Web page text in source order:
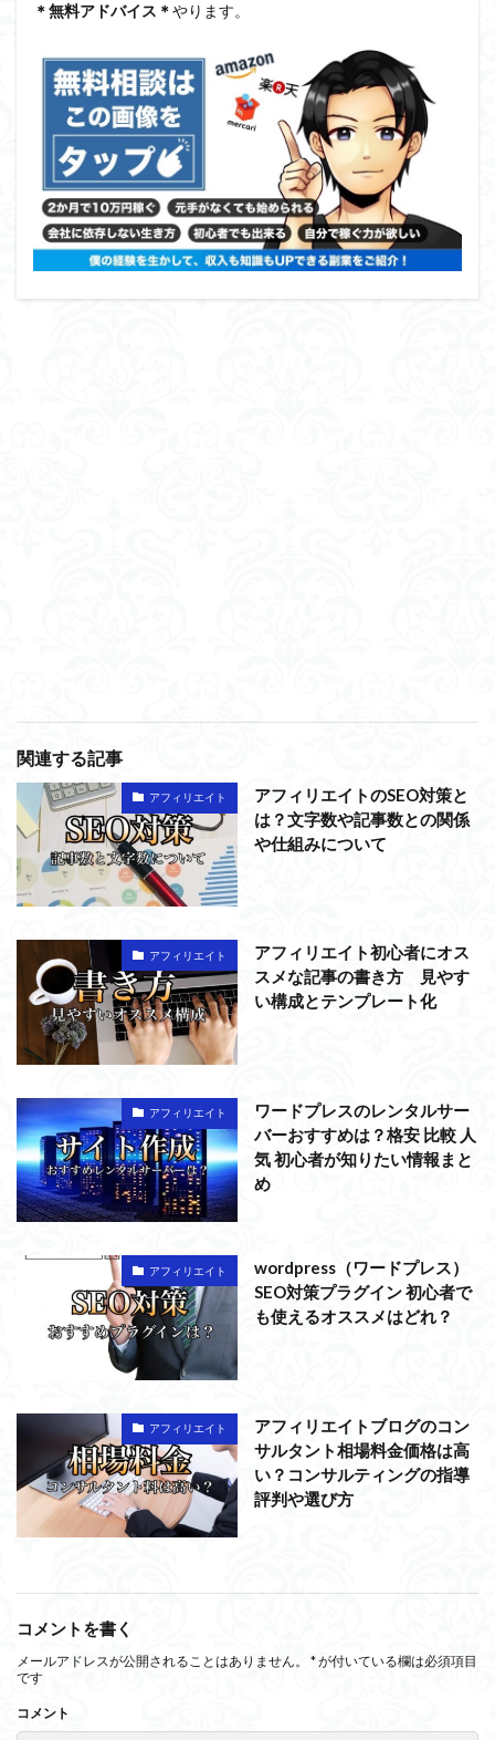
＊無料アドバイス＊やります。
関連する記事
アフィリエイト
アフィリエイトのSEO対策と
は？文字数や記事数との関係
や仕組みについて
アフィリエイト
アフィリエイト初心者にオス
スメな記事の書き方 見やす
い構成とテンプレート化
アフィリエイト
ワードプレスのレンタルサー
バーおすすめは？格安 比較 人
気 初心者が知りたい情報まと
め
アフィリエイト
wordpress（ワードプレス）
SEO対策プラグイン 初心者で
も使えるオススメはどれ？
アフィリエイト
アフィリエイトブログのコン
サルタント相場料金価格は高
い？コンサルティングの指導
評判や選び方
コメントを書く
メールアドレスが公開されることはありません。 *が付いている欄は必須項目
です
コメント